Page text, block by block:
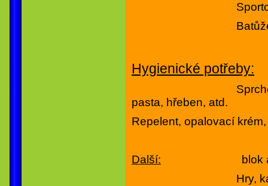
Sportovní boty,
Batůžek na
Hygienické potřeby:
Sprchový gel,
pasta, hřeben, atd.
Repelent, opalovací
Další: blok a
Hry, karty,